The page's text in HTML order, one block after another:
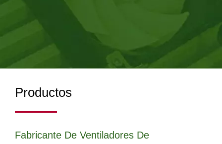
Productos
Fabricante De Ventiladores De